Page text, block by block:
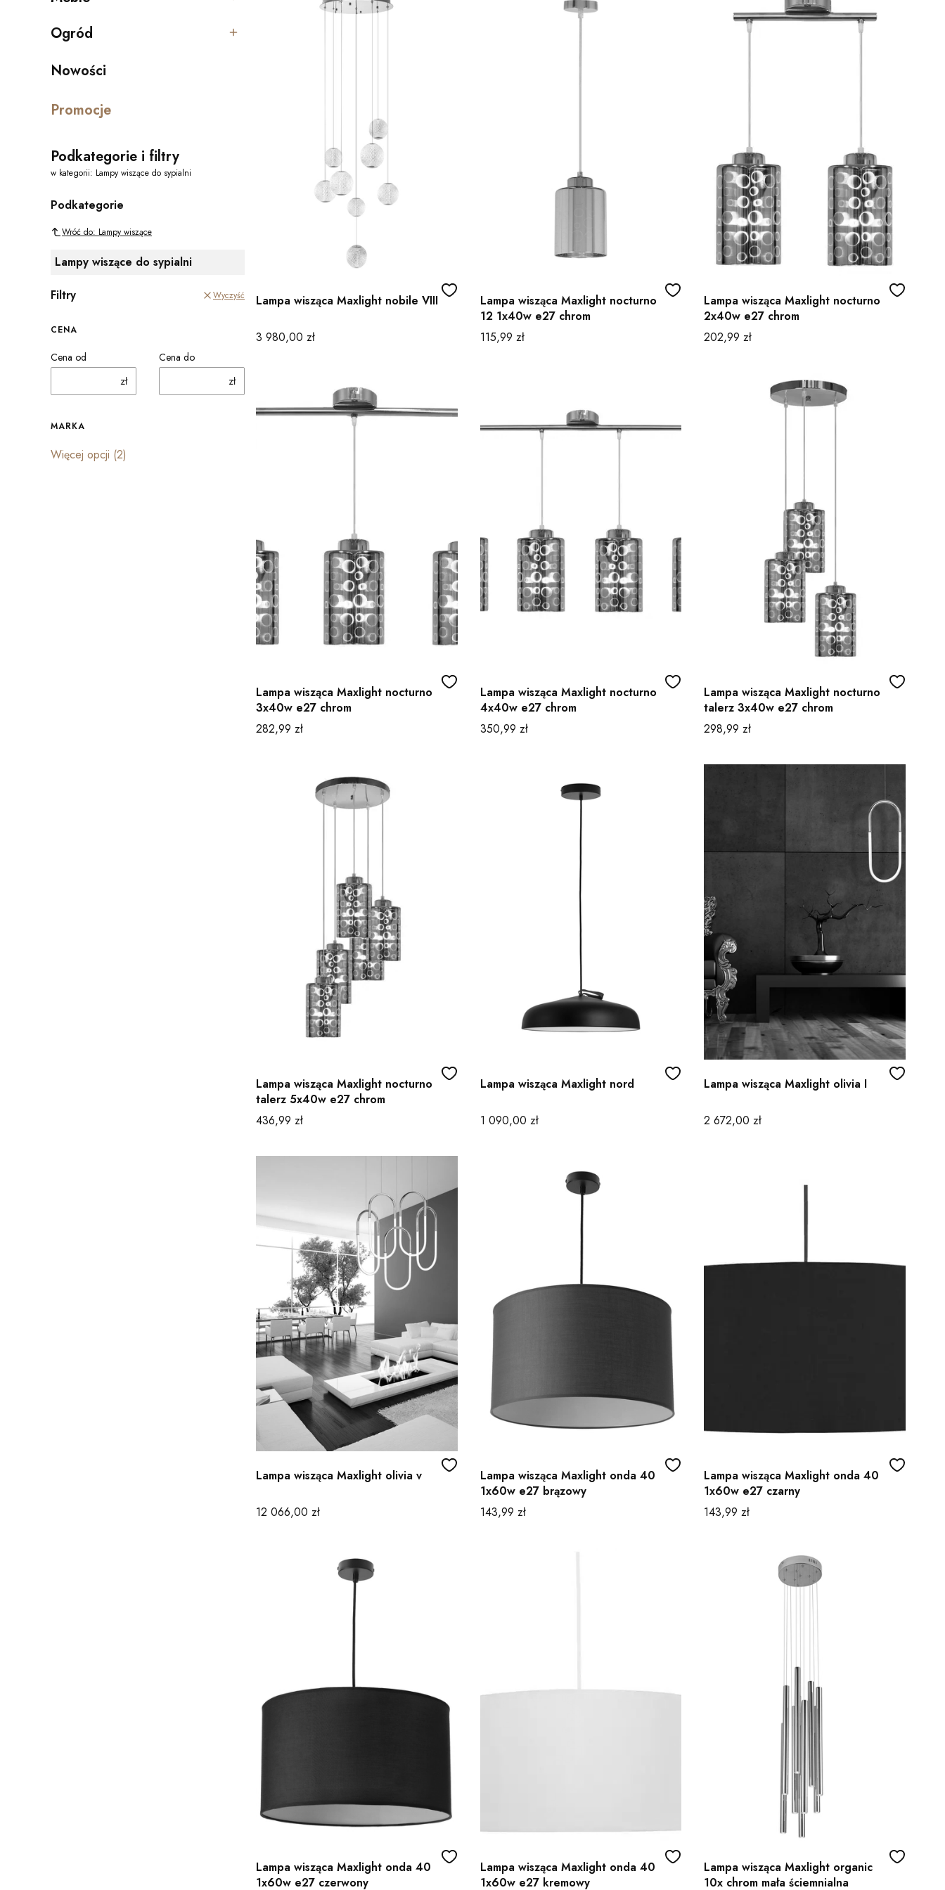
Kategoria - Meble
Kategoria - Ogród
Ogród
Nowości
Promocje
Podkategorie i filtry
w kategorii: Lampy wiszące do sypialni
Podkategorie
Wróć do: Lampy wiszące
Lampy wiszące do sypialni
Filtry Wyczyść
CENA
Cena od
zł
Cena do
zł
MARKA
Marka
Więcej opcji (2)
Lampa wisząca Maxlight nobile VIII
Cena
3 980,00 zł
Lampa wisząca Maxlight nocturno
12 1x40w e27 chrom
Cena
115,99 zł
Lampa wisząca Maxlight nocturno
2x40w e27 chrom
Cena
202,99 zł
Lampa wisząca Maxlight nocturno
3x40w e27 chrom
Cena
282,99 zł
Lampa wisząca Maxlight nocturno
4x40w e27 chrom
Cena
350,99 zł
Lampa wisząca Maxlight nocturno
talerz 3x40w e27 chrom
Cena
298,99 zł
Lampa wisząca Maxlight nocturno
talerz 5x40w e27 chrom
Cena
436,99 zł
Lampa wisząca Maxlight nord
Cena
1 090,00 zł
Lampa wisząca Maxlight olivia I
Cena
2 672,00 zł
Lampa wisząca Maxlight olivia v
Cena
12 066,00 zł
Lampa wisząca Maxlight onda 40
1x60w e27 brązowy
Cena
143,99 zł
Lampa wisząca Maxlight onda 40
1x60w e27 czarny
Cena
143,99 zł
Lampa wisząca Maxlight onda 40
1x60w e27 czerwony
Lampa wisząca Maxlight onda 40
1x60w e27 kremowy
Lampa wisząca Maxlight organic
10x chrom mała ściemnialna